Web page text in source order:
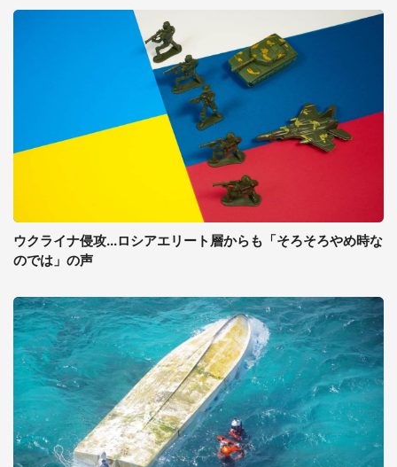
ウクライナ侵攻...ロシアエリート層からも「そろそろやめ時な
のでは」の声